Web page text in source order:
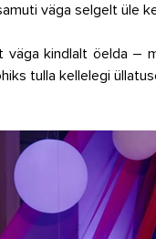
väga selgelt üle
väga kindlalt öelda –
tulla kellelegi